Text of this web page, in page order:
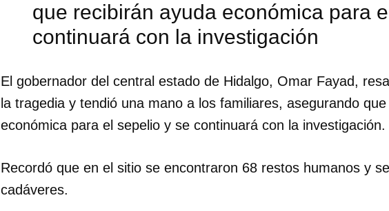
que recibirán ayuda económica para
continuará con la investigación
El gobernador del central estado de Hidalgo, Omar Fayad,
la tragedia y tendió una mano a los familiares, asegurando
económica para el sepelio y se continuará con la investigación.
Recordó que en el sitio se encontraron 68 restos humanos y
cadáveres.